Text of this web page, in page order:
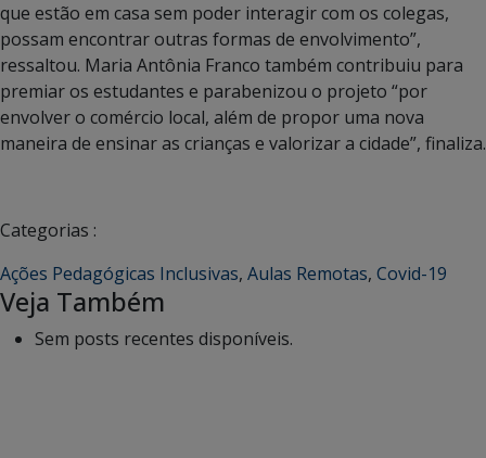
que estão em casa sem poder interagir com os colegas,
possam encontrar outras formas de envolvimento”,
ressaltou. Maria Antônia Franco também contribuiu para
premiar os estudantes e parabenizou o projeto “por
envolver o comércio local, além de propor uma nova
maneira de ensinar as crianças e valorizar a cidade”, finaliza.
Categorias :
Ações Pedagógicas Inclusivas, Aulas Remotas, Covid-19
Veja Também
Sem posts recentes disponíveis.